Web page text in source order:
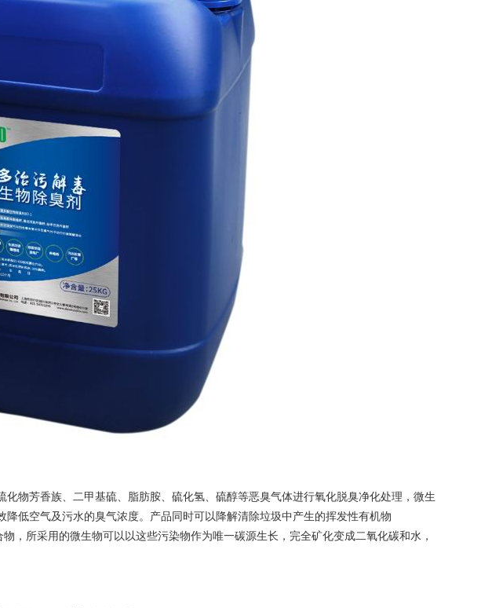
物芳香族、二甲基硫、脂肪胺、硫化氢、硫醇等恶臭气体进行氧化脱臭净化处理，微生
低空气及污水的臭气浓度。产品同时可以降解清除垃圾中产生的挥发性有机物
，所采用的微生物可以以这些污染物作为唯一碳源生长，完全矿化变成二氧化碳和水，